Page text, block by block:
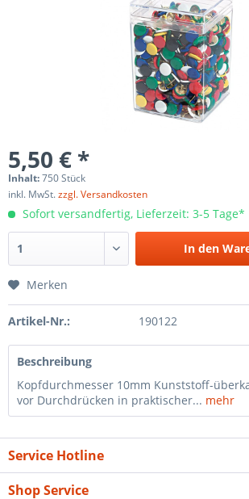
5,50 € *
Inhalt:750 Stück
inkl. MwSt.zzgl. Versandkosten
Sofort versandfertig, Lieferzeit: 3-5 Tage*
In den
Merken
Artikel-Nr.: 190122
Beschreibung
Kopfdurchmesser 10mm Kunststoff-
vor Durchdrücken in praktischer... mehr
Service Hotline
Shop Service